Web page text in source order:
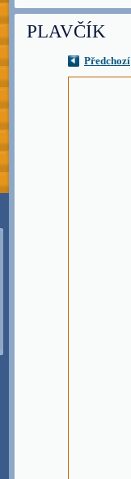
PLAVČÍK
Předchozí